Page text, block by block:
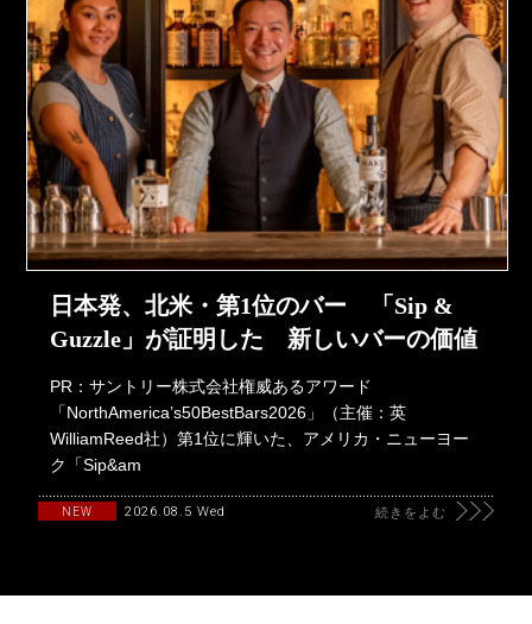
日本発、北米・第1位のバー 「Sip &
Guzzle」が証明した 新しいバーの価値
PR：サントリー株式会社権威あるアワード
「NorthAmerica’s50BestBars2026」（主催：英
WilliamReed社）第1位に輝いた、アメリカ・ニューヨー
ク「Sip&am
NEW 2026.08.5 Wed 続きをよむ